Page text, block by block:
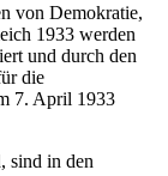
von Demokratie,
1933 werden
und durch den
die
7. April 1933
sind in den